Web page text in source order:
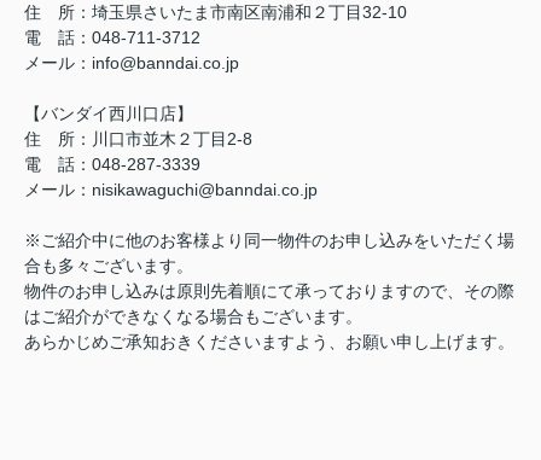
住 所：埼玉県さいたま市南区南浦和２丁目32-10
電 話：048-711-3712
メール：info@banndai.co.jp
【バンダイ西川口店】
住 所：川口市並木２丁目2-8
電 話：048-287-3339
メール：nisikawaguchi@banndai.co.jp
※ご紹介中に他のお客様より同一物件のお申し込みをいただく場
合も多々ございます。
物件のお申し込みは原則先着順にて承っておりますので、その際
はご紹介ができなくなる場合もございます。
あらかじめご承知おきくださいますよう、お願い申し上げます。